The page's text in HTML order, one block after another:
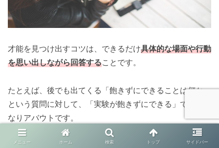
才能を見つけ出すコツは、できるだけ具体的な場面や行動
を思い出しながら回答することです。
たとえば、後でも出てくる「飽きずにできることは何か」
という質問に対して、「実験が飽きずにできる」では、か
なりアバウトです。
実験をするにしても様々な作業があり、それぞれあらゆる
メニュー ホーム 検索 トップ サイドバー